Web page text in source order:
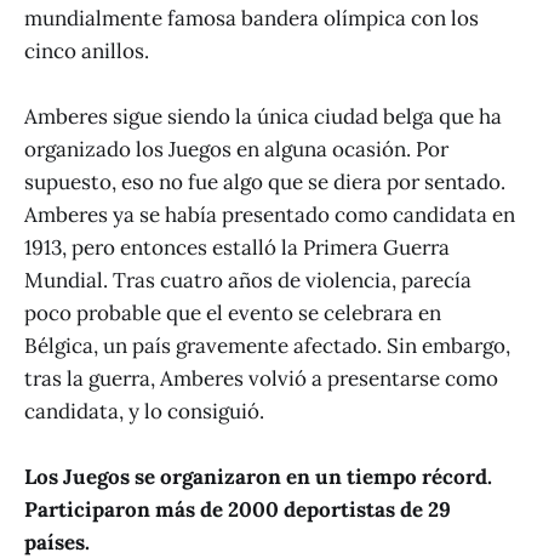
mundialmente famosa bandera olímpica con los
cinco anillos.
Amberes sigue siendo la única ciudad belga que ha
organizado los Juegos en alguna ocasión. Por
supuesto, eso no fue algo que se diera por sentado.
Amberes ya se había presentado como candidata en
1913, pero entonces estalló la Primera Guerra
Mundial. Tras cuatro años de violencia, parecía
poco probable que el evento se celebrara en
Bélgica, un país gravemente afectado. Sin embargo,
tras la guerra, Amberes volvió a presentarse como
candidata, y lo consiguió.
Los Juegos se organizaron en un tiempo récord.
Participaron más de 2000 deportistas de 29
países.